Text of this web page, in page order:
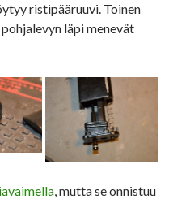
ristipääruuvi. Toinen
läpi menevät
, mutta se onnistuu